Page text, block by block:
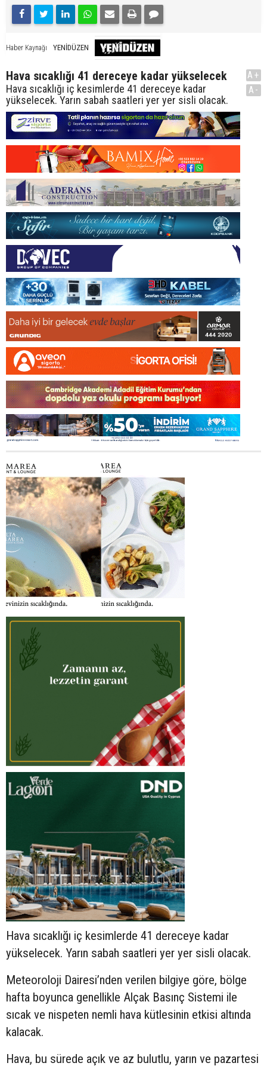
Haber Kaynağı YENİDÜZEN
Hava sıcaklığı 41 dereceye kadar yükselecek
Hava sıcaklığı iç kesimlerde 41 dereceye kadar
yükselecek. Yarın sabah saatleri yer yer sisli olacak.
A+
A-
Hava sıcaklığı iç kesimlerde 41 dereceye kadar
yükselecek. Yarın sabah saatleri yer yer sisli olacak.
Meteoroloji Dairesi’nden verilen bilgiye göre, bölge
hafta boyunca genellikle Alçak Basınç Sistemi ile
sıcak ve nispeten nemli hava kütlesinin etkisi altında
kalacak.
Hava, bu sürede açık ve az bulutlu, yarın ve pazartesi